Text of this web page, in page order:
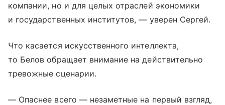
компании, но и для целых отраслей экономики
и государственных институтов, — уверен Сергей.
Что касается искусственного интеллекта,
то Белов обращает внимание на действительно
тревожные сценарии.
— Опаснее всего — незаметные на первый взгляд,